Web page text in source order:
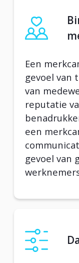
Een
gevoel van
van
reputatie
een
gevoel van